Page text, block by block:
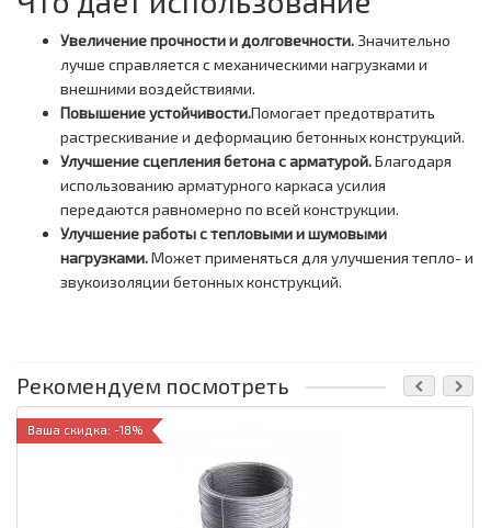
Увеличение прочности и долговечности. Значительно
лучше справляется с механическими нагрузками и
внешними воздействиями.
Повышение устойчивости.Помогает предотвратить
растрескивание и деформацию бетонных конструкций.
Улучшение сцепления бетона с арматурой.Благодаря
использованию арматурного каркаса усилия
передаются равномерно по всей конструкции.
Улучшение работы с тепловыми и шумовыми
нагрузками.Может применяться для улучшения тепло- и
звукоизоляции бетонных конструкций.
Рекомендуем посмотреть
Ваша скидка: -18%